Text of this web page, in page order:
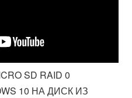
SD RAID 0
10 НА ДИСК ИЗ